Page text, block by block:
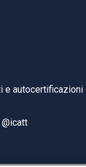
e autocertificazioni